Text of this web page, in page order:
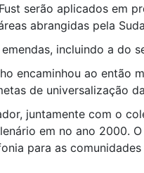
serão aplicados em
abrangidas pela
incluindo a do
encaminhou ao então
de universalização
juntamente com o
em no ano 2000.
para as